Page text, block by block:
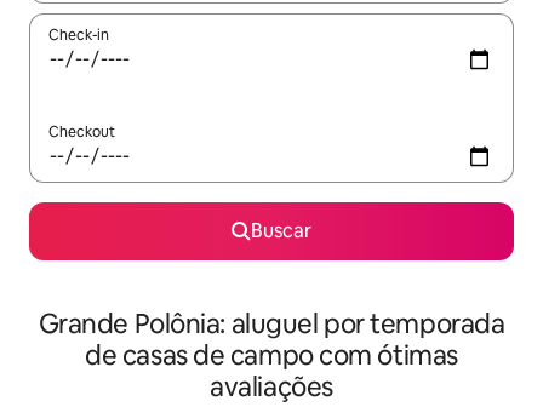
Check-in
Checkout
Buscar
Grande Polônia: aluguel por temporada
de casas de campo com ótimas
avaliações